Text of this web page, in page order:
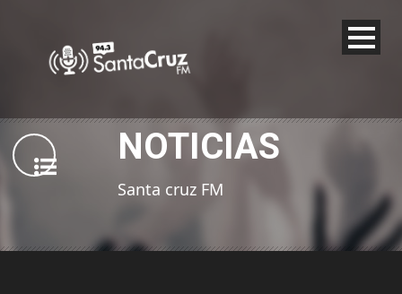
NOTICIAS
Santa cruz FM